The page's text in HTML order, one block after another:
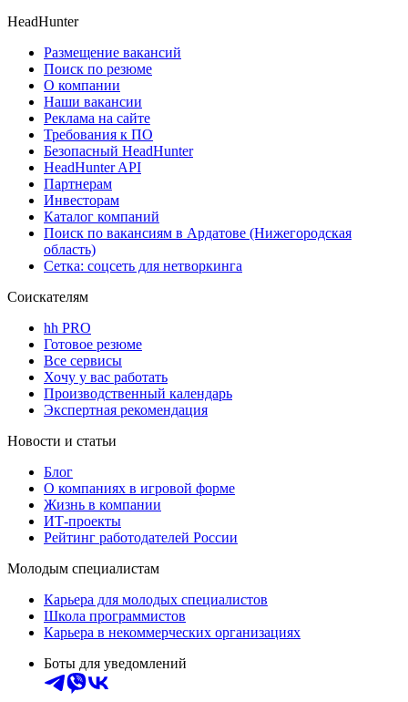
HeadHunter
Размещение вакансий
Поиск по резюме
О компании
Наши вакансии
Реклама на сайте
Требования к ПО
Безопасный HeadHunter
HeadHunter API
Партнерам
Инвесторам
Каталог компаний
Поиск по вакансиям в Ардатове (Нижегородская
область)
Сетка: соцсеть для нетворкинга
Соискателям
hh PRO
Готовое резюме
Все сервисы
Хочу у вас работать
Производственный календарь
Экспертная рекомендация
Новости и статьи
Блог
О компаниях в игровой форме
Жизнь в компании
ИТ-проекты
Рейтинг работодателей России
Молодым специалистам
Карьера для молодых специалистов
Школа программистов
Карьера в некоммерческих организациях
Боты для уведомлений